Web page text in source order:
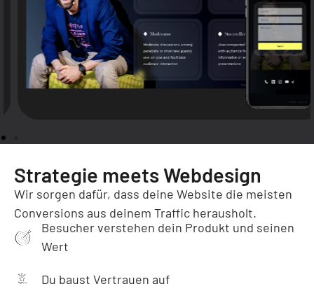
auf dieser Website verarbeiten. Wenn du deine Zustimmung nicht erteilst oder
zurückziehst, können bestimmte Merkmale und Funktionen beeinträchtigt werden.
Akzeptieren
Ablehnen
Strategie meets Webdesign
Wir sorgen dafür, dass deine Website die meisten
Conversions aus deinem Traffic herausholt.
Besucher verstehen dein Produkt und seinen
Wert
Du baust Vertrauen auf